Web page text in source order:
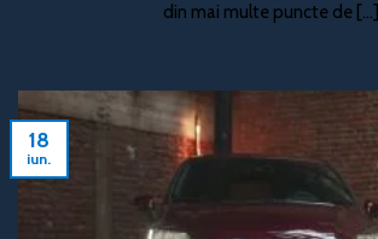
din mai multe puncte de [...]
18
iun.